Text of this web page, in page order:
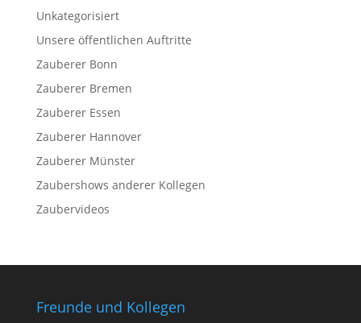
Unkategorisiert
Unsere öffentlichen Auftritte
Zauberer Bonn
Zauberer Bremen
Zauberer Essen
Zauberer Hannover
Zauberer Münster
Zaubershows anderer Kollegen
Zaubervideos
Freunde und Kollegen